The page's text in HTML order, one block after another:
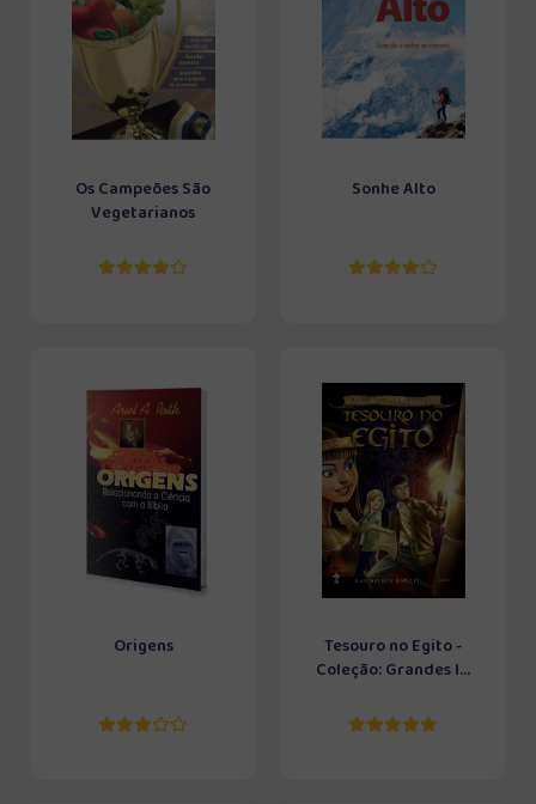
Os Campeões São
Vegetarianos
Sonhe Alto
Origens
Tesouro no Egito -
Coleção: Grandes I...